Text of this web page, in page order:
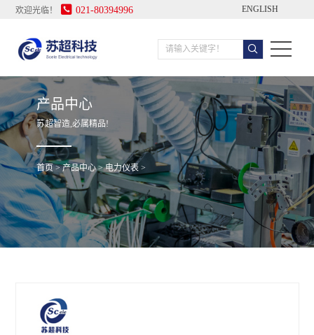
欢迎光临！  021-80394996 ENGLISH
产品中心
苏超智造,必属精品!
首页>产品中心>电力仪表>